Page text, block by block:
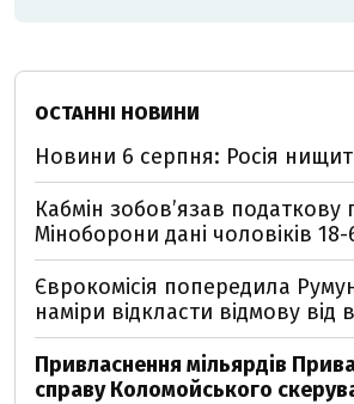
ОСТАННІ НОВИНИ
Новини 6 серпня: Росія
Кабмін зобовʼязав податкову
Міноборони дані чоловіків 18-
Єврокомісія попередила
наміри відкласти відмову від
Привласнення мільярдів
справу Коломойського